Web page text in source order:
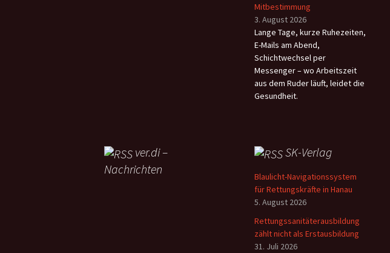
Mitbestimmung
3. August 2026
Lange Tage, kurze Ruhezeiten,
E-Mails am Abend,
Schichtwechsel per
Messenger – wo Arbeitszeit
aus dem Ruder läuft, leidet die
Gesundheit.
ver.di –
Nachrichten
SK-Verlag
Blaulicht-Navigationssystem
für Rettungskräfte in Hanau
5. August 2026
Rettungssanitäterausbildung
zählt nicht als Erstausbildung
31. Juli 2026